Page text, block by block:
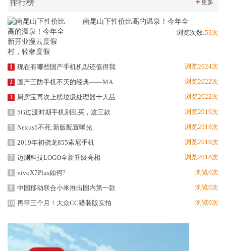
排行榜 ＋更多
南昆山下性价比高的温泉！今年全
浏览次数:53次
1 现在有哪些国产手机机型还值得我 浏览2024次
2 国产三防手机不灭的经典——MA 浏览2022次
3 厨房宝再次上榜垃圾处理器十大品 浏览2022次
4 5G过渡时期手机别乱买，这三款 浏览2019次
5 Nexus5不死:新版配置曝光 浏览2019次
6 2019年初骁龙855索尼手机 浏览2019次
7 迈测科技LOGO全新升级亮相 浏览2018次
8 vivoX7Plus如何? 浏览0次
9 中国移动联合小米推出国内第一款 浏览0次
10 再等三个月！大众CC猎装版实拍 浏览0次